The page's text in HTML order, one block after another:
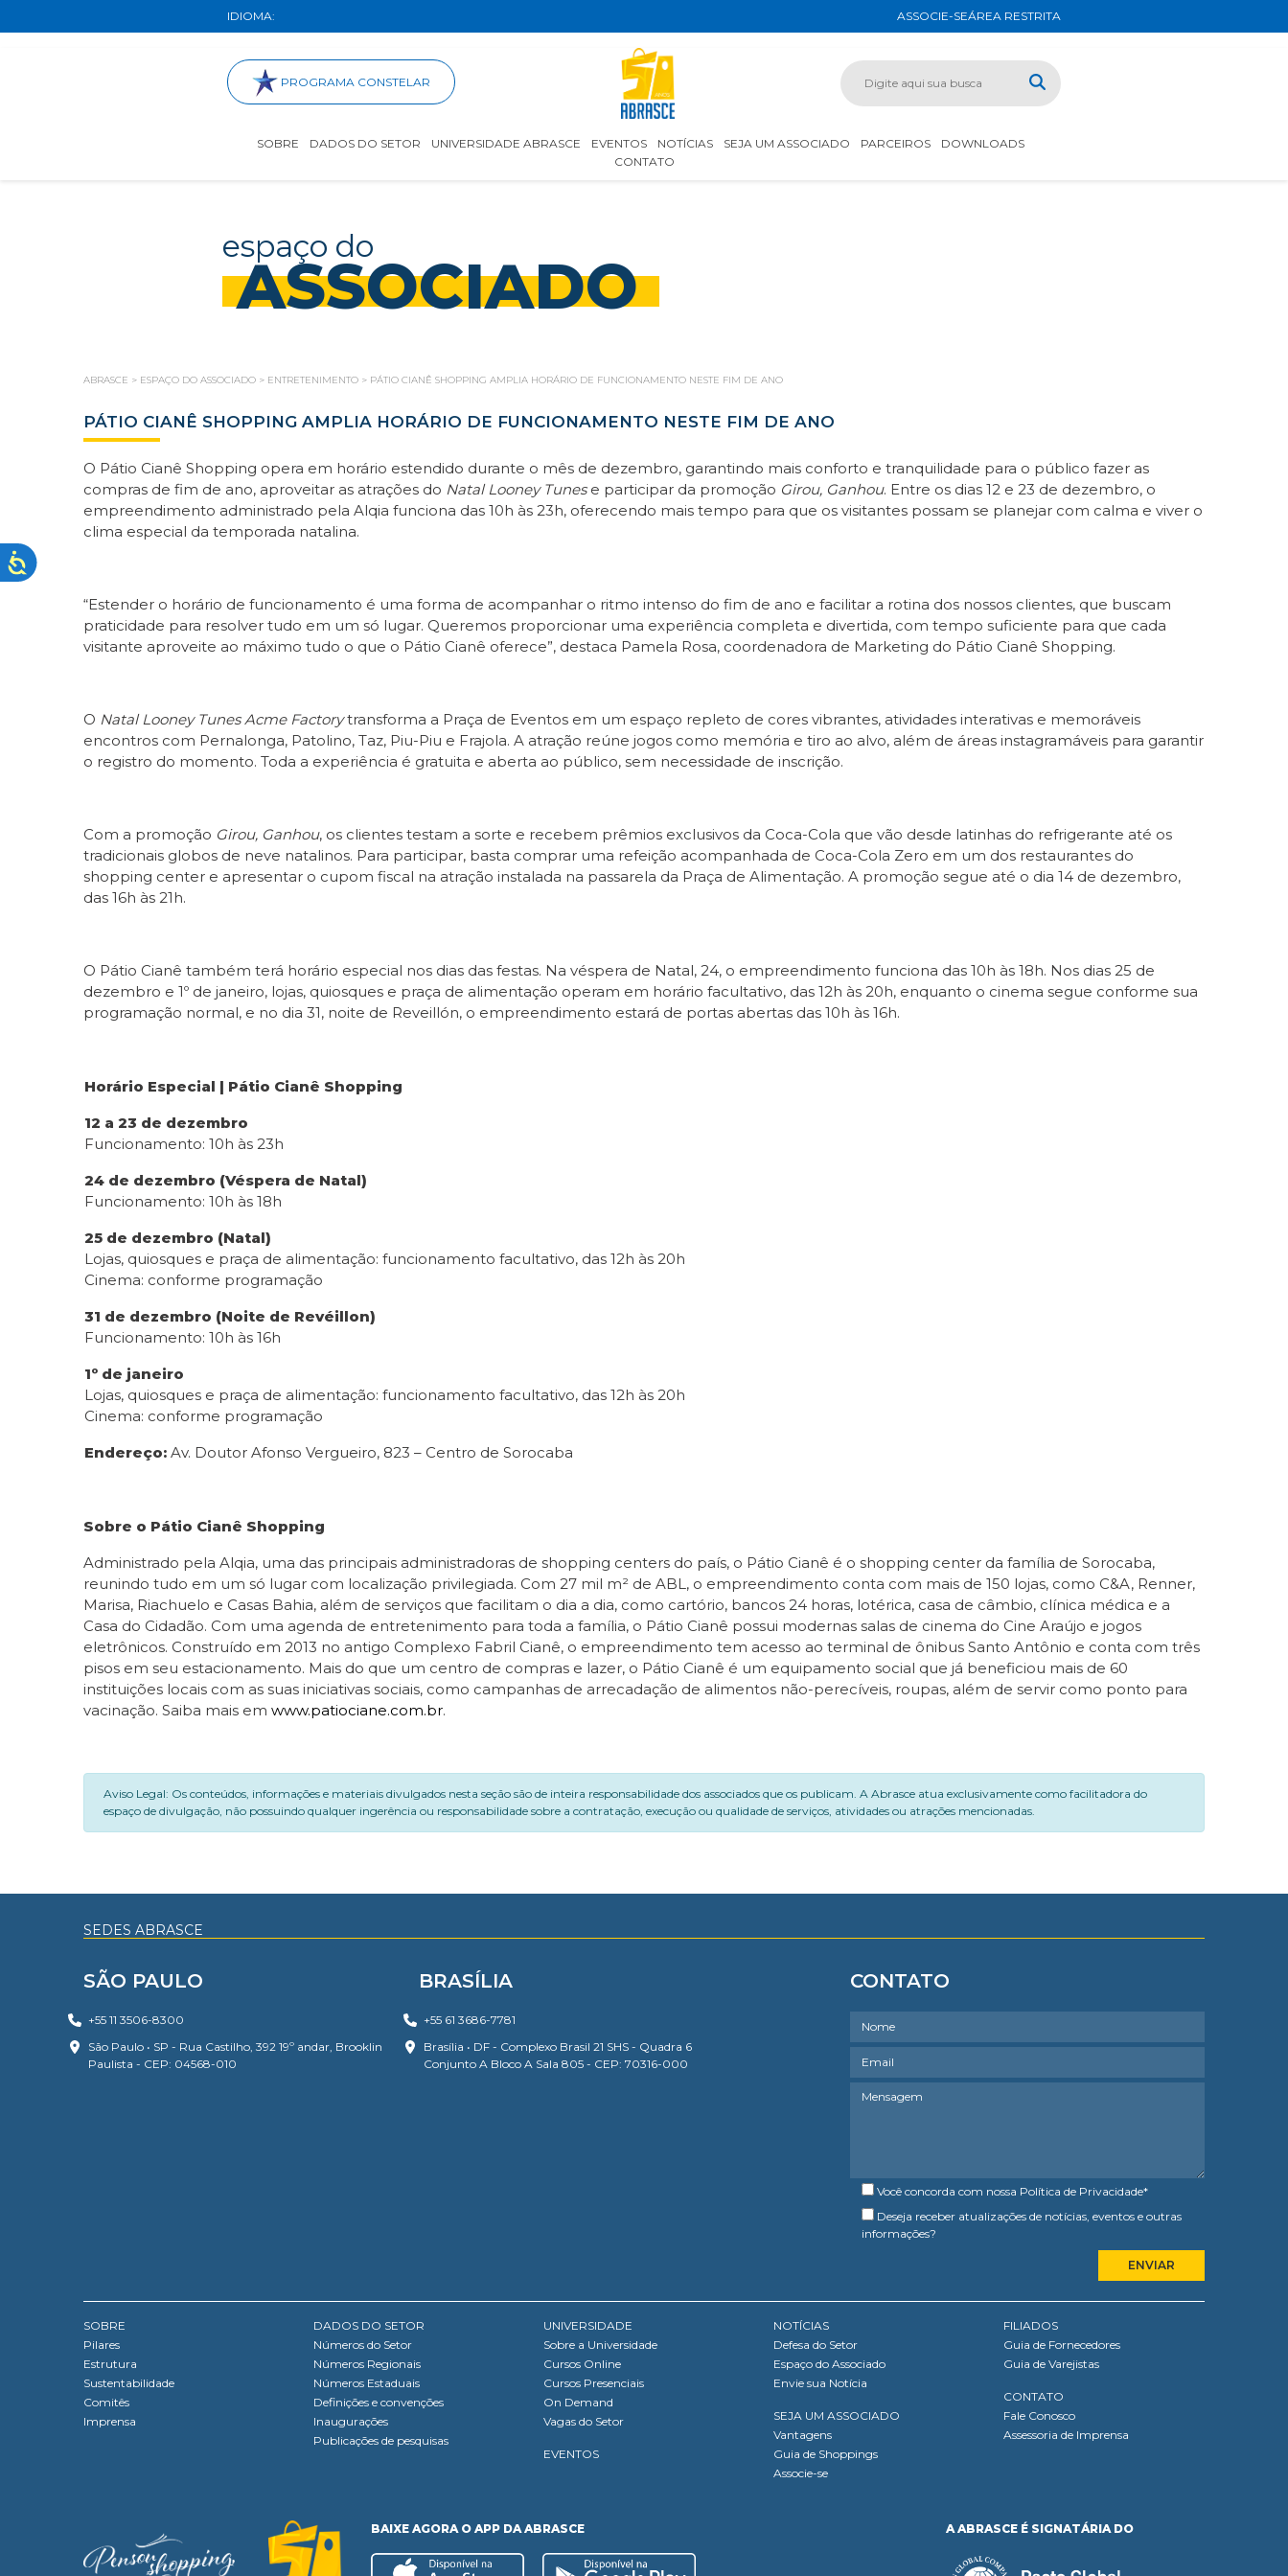
IDIOMA: ASSOCIE-SEÁREA RESTRITA
PROGRAMA CONSTELAR
SOBRE DADOS DO SETOR UNIVERSIDADE ABRASCE EVENTOS NOTÍCIAS SEJA UM ASSOCIADO PARCEIROS
DOWNLOADS
CONTATO
espaço do
ASSOCIADO
ABRASCE > ESPAÇO DO ASSOCIADO > ENTRETENIMENTO > PÁTIO CIANÊ SHOPPING AMPLIA HORÁRIO DE FUNCIONAMENTO NESTE FIM DE ANO
PÁTIO CIANÊ SHOPPING AMPLIA HORÁRIO DE FUNCIONAMENTO NESTE FIM DE ANO
O Pátio Cianê Shopping opera em horário estendido durante o mês de dezembro, garantindo mais conforto e tranquilidade para o público fazer as
compras de fim de ano, aproveitar as atrações do Natal Looney Tunese participar da promoção Girou, Ganhou. Entre os dias 12 e 23 de dezembro, o
empreendimento administrado pela Alqia funciona das 10h às 23h, oferecendo mais tempo para que os visitantes possam se planejar com calma e viver o
clima especial da temporada natalina.
“Estender o horário de funcionamento é uma forma de acompanhar o ritmo intenso do fim de ano e facilitar a rotina dos nossos clientes, que buscam
praticidade para resolver tudo em um só lugar. Queremos proporcionar uma experiência completa e divertida, com tempo suficiente para que cada
visitante aproveite ao máximo tudo o que o Pátio Cianê oferece”, destaca Pamela Rosa, coordenadora de Marketing do Pátio Cianê Shopping.
O Natal Looney Tunes Acme Factorytransforma a Praça de Eventos em um espaço repleto de cores vibrantes, atividades interativas e memoráveis
encontros com Pernalonga, Patolino, Taz, Piu-Piu e Frajola. A atração reúne jogos como memória e tiro ao alvo, além de áreas instagramáveis para garantir
o registro do momento. Toda a experiência é gratuita e aberta ao público, sem necessidade de inscrição.
Com a promoção Girou, Ganhou, os clientes testam a sorte e recebem prêmios exclusivos da Coca-Cola que vão desde latinhas do refrigerante até os
tradicionais globos de neve natalinos. Para participar, basta comprar uma refeição acompanhada de Coca-Cola Zero em um dos restaurantes do
shopping center e apresentar o cupom fiscal na atração instalada na passarela da Praça de Alimentação. A promoção segue até o dia 14 de dezembro,
das 16h às 21h.
O Pátio Cianê também terá horário especial nos dias das festas. Na véspera de Natal, 24, o empreendimento funciona das 10h às 18h. Nos dias 25 de
dezembro e 1º de janeiro, lojas, quiosques e praça de alimentação operam em horário facultativo, das 12h às 20h, enquanto o cinema segue conforme sua
programação normal, e no dia 31, noite de Reveillón, o empreendimento estará de portas abertas das 10h às 16h.
Horário Especial | Pátio Cianê Shopping
12 a 23 de dezembro
Funcionamento: 10h às 23h
24 de dezembro (Véspera de Natal)
Funcionamento: 10h às 18h
25 de dezembro (Natal)
Lojas, quiosques e praça de alimentação: funcionamento facultativo, das 12h às 20h
Cinema: conforme programação
31 de dezembro (Noite de Revéillon)
Funcionamento: 10h às 16h
1º de janeiro
Lojas, quiosques e praça de alimentação: funcionamento facultativo, das 12h às 20h
Cinema: conforme programação
Endereço: Av. Doutor Afonso Vergueiro, 823 – Centro de Sorocaba
Sobre o Pátio Cianê Shopping
Administrado pela Alqia, uma das principais administradoras de shopping centers do país, o Pátio Cianê é o shopping center da família de Sorocaba,
reunindo tudo em um só lugar com localização privilegiada. Com 27 mil m² de ABL, o empreendimento conta com mais de 150 lojas, como C&A, Renner,
Marisa, Riachuelo e Casas Bahia, além de serviços que facilitam o dia a dia, como cartório, bancos 24 horas, lotérica, casa de câmbio, clínica médica e a
Casa do Cidadão. Com uma agenda de entretenimento para toda a família, o Pátio Cianê possui modernas salas de cinema do Cine Araújo e jogos
eletrônicos. Construído em 2013 no antigo Complexo Fabril Cianê, o empreendimento tem acesso ao terminal de ônibus Santo Antônio e conta com três
pisos em seu estacionamento. Mais do que um centro de compras e lazer, o Pátio Cianê é um equipamento social que já beneficiou mais de 60
instituições locais com as suas iniciativas sociais, como campanhas de arrecadação de alimentos não-perecíveis, roupas, além de servir como ponto para
vacinação. Saiba mais em www.patiociane.com.br.
Aviso Legal: Os conteúdos, informações e materiais divulgados nesta seção são de inteira responsabilidade dos associados que os publicam. A Abrasce atua exclusivamente como facilitadora do
espaço de divulgação, não possuindo qualquer ingerência ou responsabilidade sobre a contratação, execução ou qualidade de serviços, atividades ou atrações mencionadas.
SEDES ABRASCE
SÃO PAULO
+55 11 3506-8300
São Paulo • SP - Rua Castilho, 392 19º andar, Brooklin
Paulista - CEP: 04568-010
BRASÍLIA
+55 61 3686-7781
Brasília • DF - Complexo Brasil 21 SHS - Quadra 6
Conjunto A Bloco A Sala 805 - CEP: 70316-000
CONTATO
Você concorda com nossa Política de Privacidade*
Deseja receber atualizações de notícias, eventos e outras
informações?
SOBRE
Pilares
Estrutura
Sustentabilidade
Comitês
Imprensa
DADOS DO SETOR
Números do Setor
Números Regionais
Números Estaduais
Definições e convenções
Inaugurações
Publicações de pesquisas
UNIVERSIDADE
Sobre a Universidade
Cursos Online
Cursos Presenciais
On Demand
Vagas do Setor
EVENTOS
NOTÍCIAS
Defesa do Setor
Espaço do Associado
Envie sua Notícia
SEJA UM ASSOCIADO
Vantagens
Guia de Shoppings
Associe-se
FILIADOS
Guia de Fornecedores
Guia de Varejistas
CONTATO
Fale Conosco
Assessoria de Imprensa
BAIXE AGORA O APP DA ABRASCE A ABRASCE É SIGNATÁRIA DO